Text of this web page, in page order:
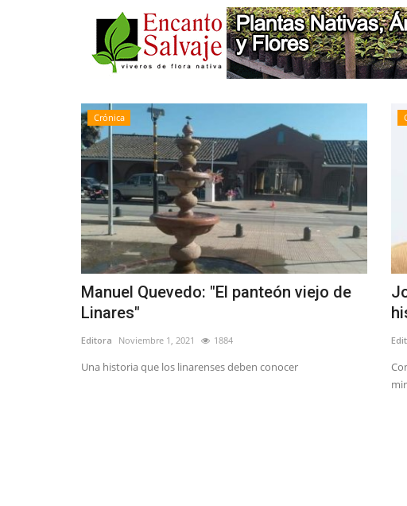
Crónica
Manuel Quevedo: "El panteón viejo de
Linares"
Editora Noviembre 1, 2021 1884
Una historia que los linarenses deben conocer